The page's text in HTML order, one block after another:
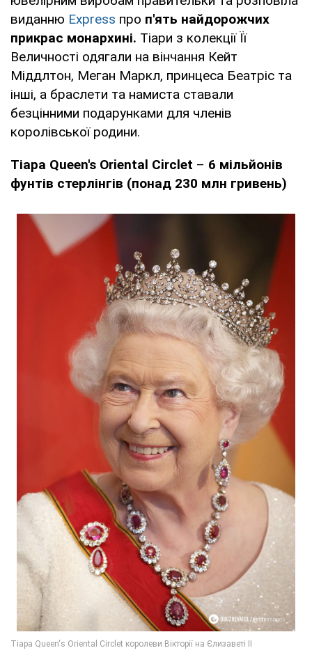
виданню Еxpress про п'ять найдорожчих
прикрас монархині. Тіари з колекції Її
Величності одягали на вінчання Кейт
Міддлтон, Меган Маркл, принцеса Беатріс та
інші, а браслети та намиста ставали
безцінними подарунками для членів
королівської родини.
Тіара Queen's Oriental Circlet – 6 мільйонів
фунтів стерлінгів (понад 230 млн гривень)